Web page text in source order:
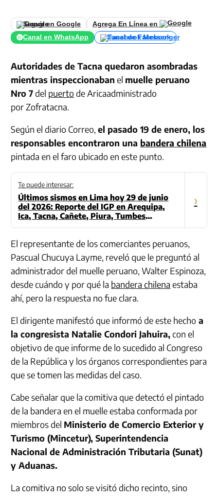
Seguir en Google
Agrega En Línea en
Canal en WhatsApp
Canal de Facebook
Autoridades de Tacna quedaron asombradas
mientras inspeccionaban el muelle peruano
Nro 7del puertode Aricaadministrado
por Zofratacna.
Según el diario Correo,el pasado 19 de enero, los
responsables encontraron una bandera chilena
pintada en el faro ubicado en este punto.
Te puede interesar:
Últimos sismos en Lima hoy 29 de junio
del 2026: Reporte del IGP en Arequipa,
Ica, Tacna, Cañete, Piura, Tumbes
›
El representante de los comerciantes peruanos,
Pascual Chucuya Layme, reveló que le preguntó al
administrador del muelle peruano, Walter Espinoza,
desde cuándo y por qué la bandera chilena estaba
ahí, pero la respuesta no fue clara.
El dirigente manifestó que informó de este hecho a
la congresista Natalie Condori Jahuira,con el
objetivo de que informe de lo sucedido al Congreso
de la República y los órganos correspondientes para
que se tomen las medidas del caso.
Cabe señalar que la comitiva que detectó el pintado
de la bandera en el muelle estaba conformada por
miembros del Ministerio de Comercio Exterior y
Turismo (Mincetur), Superintendencia
Nacional de Administración Tributaria (Sunat)
y Aduanas.
La comitiva no solo se visitó dicho recinto, sino